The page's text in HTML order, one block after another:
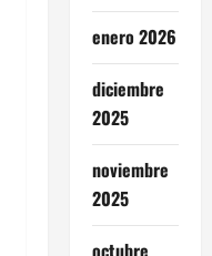
enero 2026
diciembre
2025
noviembre
2025